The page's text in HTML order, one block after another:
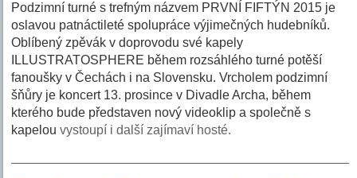
Podzimní turné s trefným názvem PRVNÍ FIFTÝN 2015 je
oslavou patnáctileté spolupráce výjimečných hudebníků.
Oblíbený zpěvák v doprovodu své kapely
ILLUSTRATOSPHERE během rozsáhlého turné potěší
fanoušky v Čechách i na Slovensku. Vrcholem podzimní
šňůry je koncert 13. prosince v Divadle Archa, během
kterého bude představen nový videoklip a společně s
kapelouvystoupí i další zajímaví hosté.